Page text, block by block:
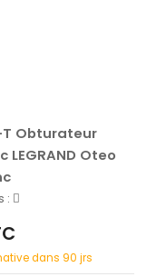
Obturateur
Oteo
:
dans 90 jrs